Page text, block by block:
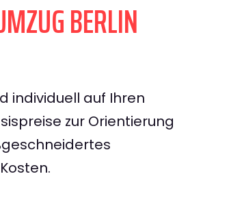
BERLIN
individuell auf Ihren
zur Orientierung